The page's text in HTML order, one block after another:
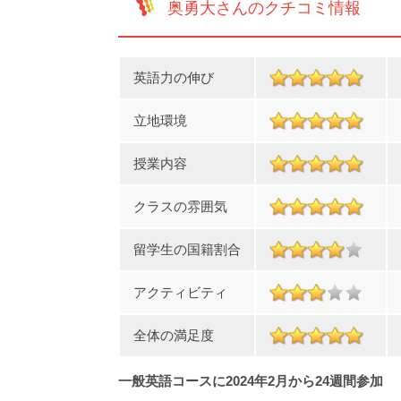
奥勇大さんのクチコミ情報
英語力の伸び
立地環境
授業内容
クラスの雰囲気
留学生の国籍割合
アクティビティ
全体の満足度
一般英語コースに2024年2月から24週間参加